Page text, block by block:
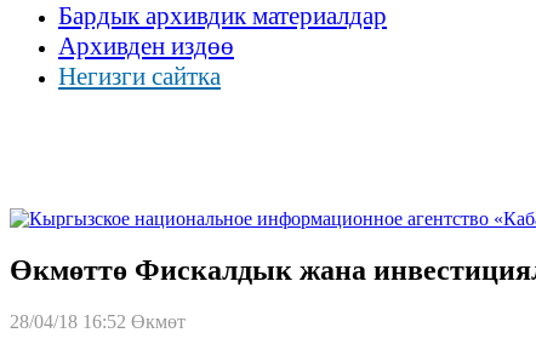
Бардык архивдик материалдар
Архивден издөө
Негизги сайтка
Өкмөттө Фискалдык жана
28/04/18 16:52 Өкмөт